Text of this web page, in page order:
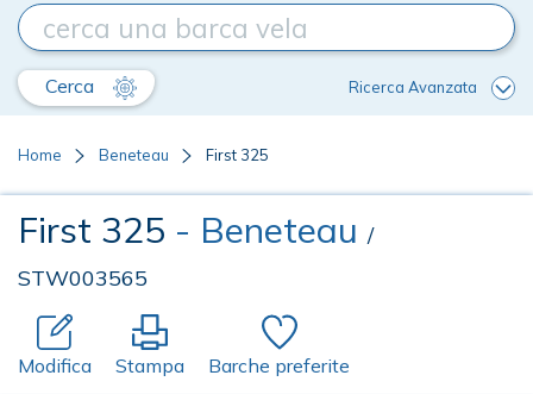
Cerca Ricerca Avanzata
Home Beneteau First 325
First 325 - Beneteau /
STW003565
Modifica Stampa Barche preferite